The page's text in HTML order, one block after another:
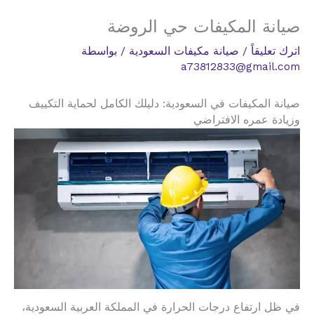
صيانة المكيفات حي الروضة
اترك تعليقاً / صيانة مكيفات السعودية / بواسطة
a73812833@gmail.com
صيانة المكيفات في السعودية: دليلك الكامل لحماية التكييف
وزيادة عمره الافتراضي
في ظل ارتفاع درجات الحرارة في المملكة العربية السعودية،